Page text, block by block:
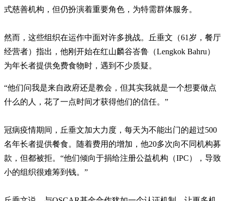
式慈善机构，但仍扮演着重要角色，为特需群体服务。
然而，这些组织在运作中面对许多挑战。丘垂文（61岁，餐厅
经营者）指出，他刚开始在红山麟谷峇鲁（Lengkok Bahru）
为年长者提供免费食物时，遇到不少质疑。
“他们问我是来自政府还是教会，但其实我就是一个想要做点
什么的人，花了一点时间才获得他们的信任。”
冠病疫情期间，丘垂文加大力度，每天为不能出门的超过500
名年长者提供餐食。随着费用的增加，他20多次向不同机构募
款，但都被拒。“他们倾向于捐给注册公益机构（IPC），导致
小的组织很难筹到钱。”